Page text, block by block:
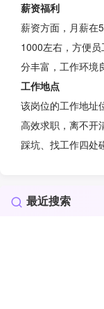
薪资福利
薪资方面，月薪在
1000左右，方便
分丰富，工作环境
工作地点
该岗位的工作地址
高效求职，离不开
踩坑、找工作四处
最近搜索